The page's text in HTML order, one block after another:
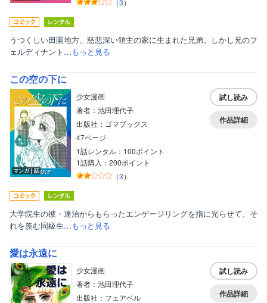
うつくしい田園地方、慈悲深い領主の家に生まれた兄弟。しかし兄のフ
ェルディナント…もっと見る
この空の下に
マンガ｜話
少女漫画
著者：池田理代子
出版社：ゴマブックス
47ページ
1話レンタル：100ポイント
1話購入：200ポイント
（3）
試し読み
作品詳細
大学院生の彼・達治からもらったエンゲージリングを指に光らせて、そ
れを羨む同級生…もっと見る
愛は永遠に
少女漫画
著者：池田理代子
出版社：フェアベル
試し読み
作品詳細